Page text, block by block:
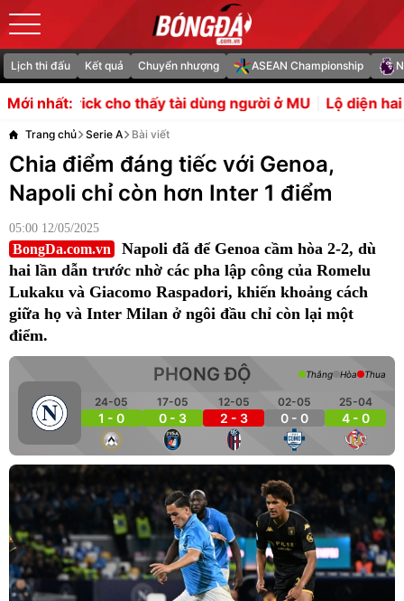
Lịch thi đấu Kết quả Chuyển nhượng ASEAN Championship
Mới nhất:
tài dùng người ở MU Lộ diện hai vị trí Real Madrid
Trang chủ Serie A Bài viết
Chia điểm đáng tiếc với Genoa,
Napoli chỉ còn hơn Inter 1 điểm
05:00 12/05/2025
BongDa.com.vn
Napoli đã để Genoa cầm hòa 2-2, dù
hai lần dẫn trước nhờ các pha lập công của Romelu
Lukaku và Giacomo Raspadori, khiến khoảng cách
giữa họ và Inter Milan ở ngôi đầu chỉ còn lại một
điểm.
PHONG ĐỘ
24-05
1 - 0
17-05
0 - 3
12-05
2 - 3
02-05
0 - 0
25-04
4 - 0
Thắng Hòa Thua